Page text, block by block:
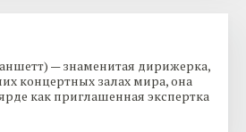
— знаменитая дирижерка,
концертных залах мира, она
как приглашенная экспертка